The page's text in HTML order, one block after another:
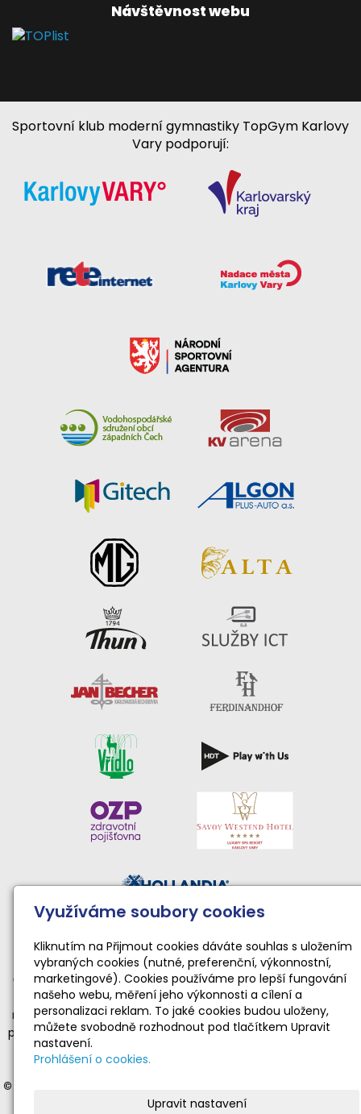
Návštěvnost webu
Sportovní klub moderní gymnastiky TopGym Karlovy
Vary podporují:
Národní sportovní agentura • Karlovarský kraj • Statutární
město Karlovy Vary
Činnost TopGym Karlovy Vary pro rok 2026 byla podpořena
dotací Národní sportovní agentury ve výši 169 100 Kč
na zabezpečení sportovní, tělovýchovné a organizační funkce
příjemce dotace realizující sportovní aktivity dětí a mládeže ve
věku od 4 do 19 let v souladu s platnými a registrovanými
© 2012-2025 Moderní gymnastika Karlovy Vary
vyhrazena | © Web vytvořil:Gitech|mail|adm
Využíváme soubory cookies
Kliknutím na Přijmout cookies dáváte souhlas s uložením
vybraných cookies (nutné, preferenční, výkonnostní,
marketingové). Cookies používáme pro lepší fungování
našeho webu, měření jeho výkonnosti a cílení a
personalizaci reklam. To jaké cookies budou uloženy,
můžete svobodně rozhodnout pod tlačítkem Upravit
nastavení.
Prohlášení o cookies.
Upravit nastavení